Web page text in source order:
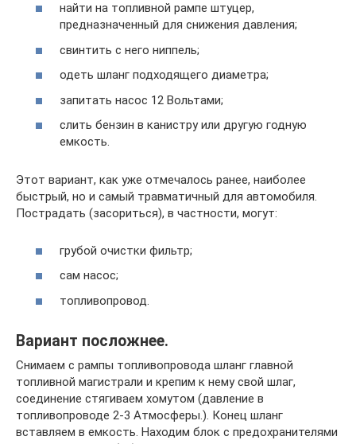
найти на топливной рампе штуцер,
предназначенный для снижения давления;
свинтить с него ниппель;
одеть шланг подходящего диаметра;
запитать насос 12 Вольтами;
слить бензин в канистру или другую годную
емкость.
Этот вариант, как уже отмечалось ранее, наиболее
быстрый, но и самый травматичный для автомобиля.
Пострадать (засориться), в частности, могут:
грубой очистки фильтр;
сам насос;
топливопровод.
Вариант посложнее.
Снимаем с рампы топливопровода шланг главной
топливной магистрали и крепим к нему свой шлаг,
соединение стягиваем хомутом (давление в
топливопроводе 2-3 Атмосферы.). Конец шланг
вставляем в емкость. Находим блок с предохранителями